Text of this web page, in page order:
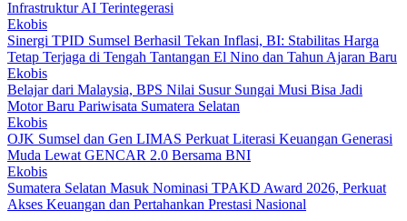
Infrastruktur AI Terintegerasi
Ekobis
Sinergi TPID Sumsel Berhasil Tekan Inflasi, BI: Stabilitas Harga
Tetap Terjaga di Tengah Tantangan El Nino dan Tahun Ajaran Baru
Ekobis
Belajar dari Malaysia, BPS Nilai Susur Sungai Musi Bisa Jadi
Motor Baru Pariwisata Sumatera Selatan
Ekobis
OJK Sumsel dan Gen LIMAS Perkuat Literasi Keuangan Generasi
Muda Lewat GENCAR 2.0 Bersama BNI
Ekobis
Sumatera Selatan Masuk Nominasi TPAKD Award 2026, Perkuat
Akses Keuangan dan Pertahankan Prestasi Nasional